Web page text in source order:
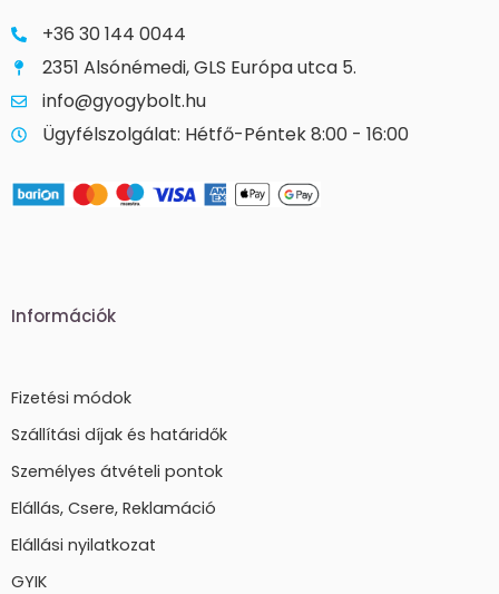
+36 30 144 0044
2351 Alsónémedi, GLS Európa utca 5.
info@gyogybolt.hu
Ügyfélszolgálat: Hétfő-Péntek 8:00 - 16:00
Információk
Fizetési módok
Szállítási díjak és határidők
Személyes átvételi pontok
Elállás, Csere, Reklamáció
Elállási nyilatkozat
GYIK